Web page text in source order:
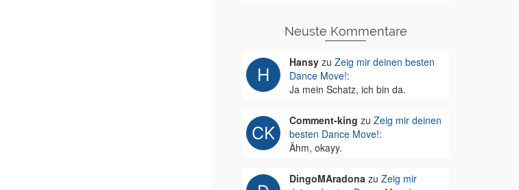
Neuste Kommentare
Hansyzu Zeig mir deinen besten
Dance Move!:
Ja mein Schatz, ich bin da.
Comment-king zu Zeig mir deinen
besten Dance Move!:
Ähm, okayy.
DingoMAradonazu Zeig mir